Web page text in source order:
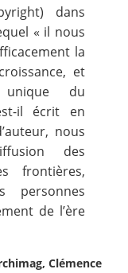
dans
« il nous
la
et
unique du
il écrit en
nous
des
frontières,
personnes
de l’ère
Clémence